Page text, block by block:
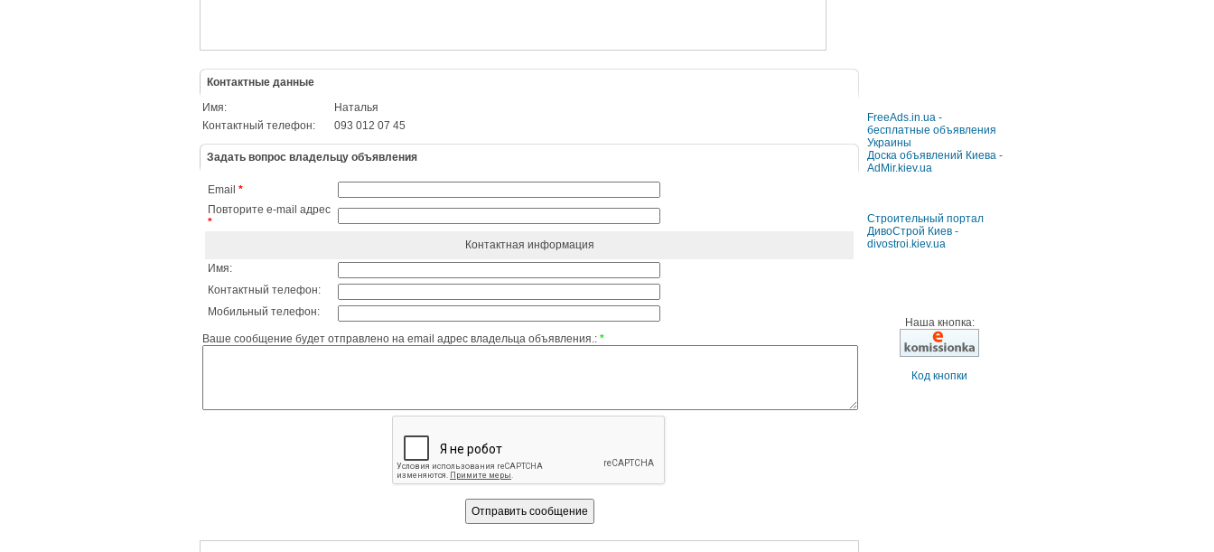
Контактные данные
Имя:
Наталья
Контактный телефон:
093 012 07 45
Задать вопрос владельцу объявления
Email *
Повторите e-mail адрес
*
Контактная информация
Имя:
Контактный телефон:
Мобильный телефон:
Ваше сообщение будет отправлено на email адрес владельца объявления.: *
FreeAds.in.ua -
бесплатные объявления
Украины
Доска объявлений Киева -
AdMir.kiev.ua
Строительный портал
ДивоСтрой Киев -
divostroi.kiev.ua
Наша кнопка:
Код кнопки